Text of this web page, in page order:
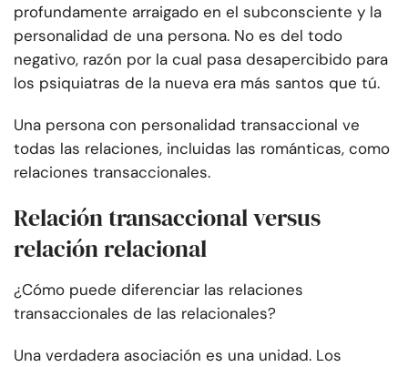
profundamente arraigado en el subconsciente y la
personalidad de una persona. No es del todo
negativo, razón por la cual pasa desapercibido para
los psiquiatras de la nueva era más santos que tú.
Una persona con personalidad transaccional ve
todas las relaciones, incluidas las románticas, como
relaciones transaccionales.
Relación transaccional versus
relación relacional
¿Cómo puede diferenciar las relaciones
transaccionales de las relacionales?
Una verdadera asociación es una unidad. Los